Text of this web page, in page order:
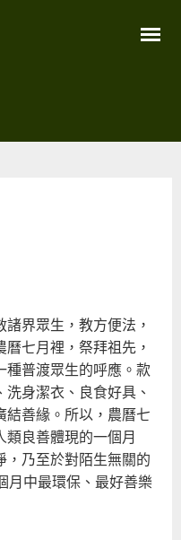
界眾生，教方便法，
七月裡，祭拜祖先，
種普渡眾生的呼應。款
身潔衣、良食好具、
善緣。所以，農曆七
良善體現的一個月
乃至於對陌生無關的
月中最環保、最好善樂